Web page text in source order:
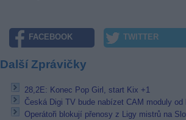
FACEBOOK TWITTER
Další Zprávičky
28,2E: Konec Pop Girl, start Kix +1
Česká Digi TV bude nabízet CAM moduly od
Operátoři blokují přenosy z Ligy mistrů na